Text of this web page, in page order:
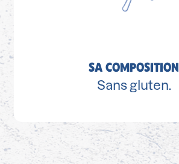
SA COMPOSITION
Sans gluten.